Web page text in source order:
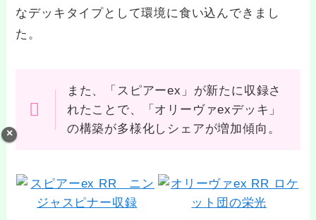
なデッキタイプとして環境に食い込んできまし
た。
また、「スピアーex」が新たに収録さ
れたことで、「オリーヴァexデッキ」
の構築が多様化しシェアが増加傾向。